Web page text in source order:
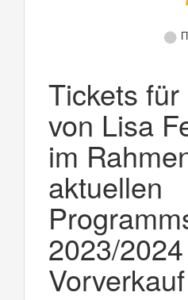
Tickets
von Lisa
im
aktuellen
2023/